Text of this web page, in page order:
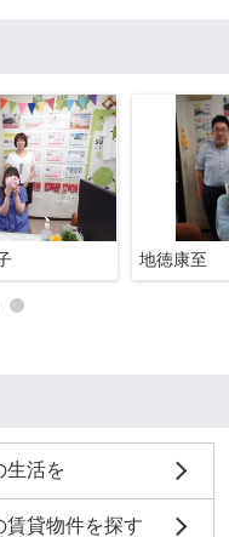
地徳康至
生活を
賃貸物件を探す